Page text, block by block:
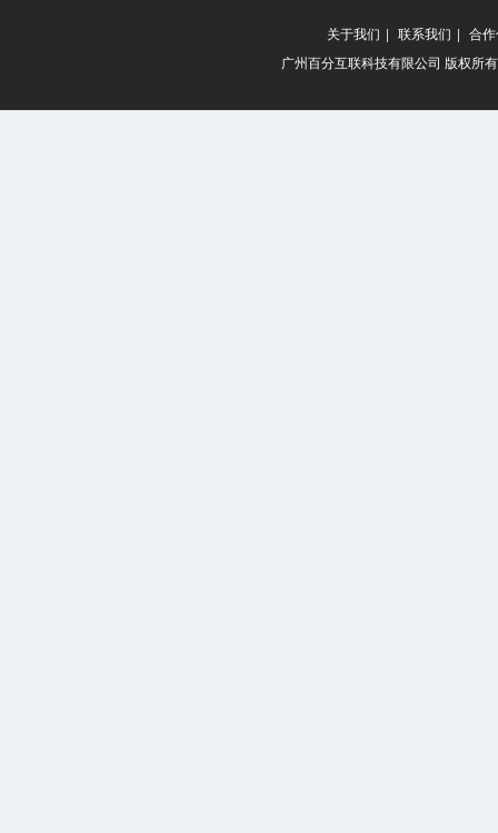
关于我们 | 联系我们 | 合
广州百分互联科技有限公司 版权所